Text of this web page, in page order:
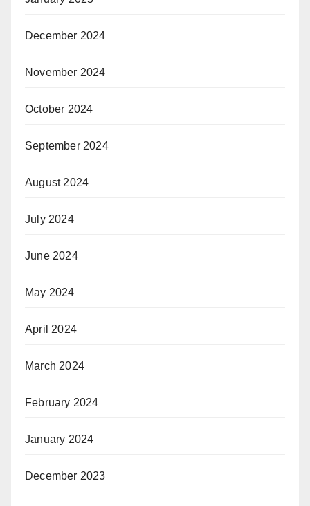
December 2024
November 2024
October 2024
September 2024
August 2024
July 2024
June 2024
May 2024
April 2024
March 2024
February 2024
January 2024
December 2023